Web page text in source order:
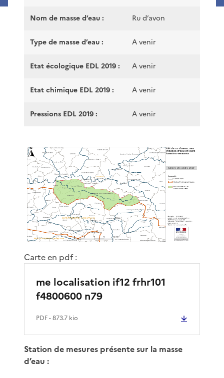
Nom de masse d’eau : Ru d’avon
Type de masse d’eau : A venir
Etat écologique EDL 2019 : A venir
Etat chimique EDL 2019 : A venir
Pressions EDL 2019 : A venir
Carte en pdf :
me localisation if12 frhr101
f4800600 n79
PDF- 873.7 kio
Station de mesures présente sur la masse
d’eau :